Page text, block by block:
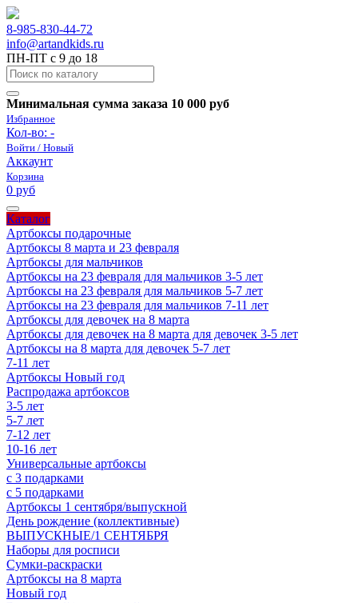
8-985-830-44-72
info@artandkids.ru
ПН-ПТ с 9 до 18
Минимальная сумма заказа 10 000 руб
Избранное
Кол-во: -
Войти / Новый
Аккаунт
Корзина
0 руб
Каталог
Артбоксы подарочные
Артбоксы 8 марта и 23 февраля
Артбоксы для мальчиков
Артбоксы на 23 февраля для мальчиков 3-5 лет
Артбоксы на 23 февраля для мальчиков 5-7 лет
Артбоксы на 23 февраля для мальчиков 7-11 лет
Артбоксы для девочек на 8 марта
Артбоксы для девочек на 8 марта для девочек 3-5 лет
Артбоксы на 8 марта для девочек 5-7 лет
7-11 лет
Артбоксы Новый год
Распродажа артбоксов
3-5 лет
5-7 лет
7-12 лет
10-16 лет
Универсальные артбоксы
с 3 подарками
с 5 подарками
Артбоксы 1 сентября/выпускной
День рождение (коллективные)
ВЫПУСКНЫЕ/1 СЕНТЯБРЯ
Наборы для росписи
Сумки-раскраски
Артбоксы на 8 марта
Новый год